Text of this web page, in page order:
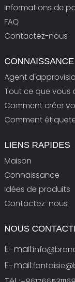
Informations de
FAQ
Contactez-nous
CONNAISSANCE
Agent
Tout ce que vous
Comment créer
Comment
LIENS RAPIDES
Maison
Connaissance
Idées de produits
Contactez-nous
NOUS
E-mail:
E-mail: